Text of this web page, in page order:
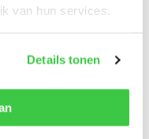
van hun services.
Details tonen